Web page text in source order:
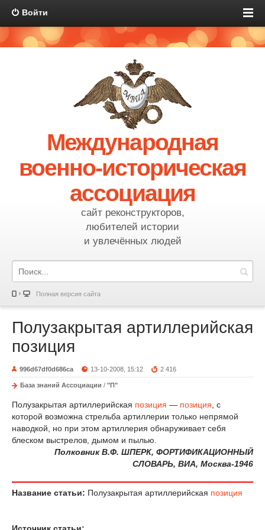
Войти
Международная
военно-историческая
ассоциация
сайт реконструкторов,
любителей истории
и увлечённых людей
Полная версия сайта
Полузакрытая артиллерийская
позиция
996d67df0d686ca 13-10-2008, 15:12 2 416
База знаний Ассоциации / "П"
Полузакрытая артиллерийская позиция — позиция , с
которой возможна стрельба артиллерии только непрямой
наводкой, но при этом артиллерия обнаруживает себя
блеском выстрелов, дымом и пылью.
Полковник В.Ф. ШПЕРК, ФОРТИФИКАЦИОННЫЙ
СЛОВАРЬ, ВИА, Москва-1946
Название статьи: Полузакрытая артиллерийская позиция